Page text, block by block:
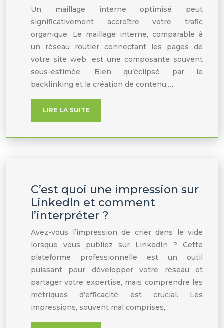
Un maillage interne optimisé peut
significativement accroître votre trafic
organique. Le maillage interne, comparable à
un réseau routier connectant les pages de
votre site web, est une composante souvent
sous-estimée. Bien qu’éclipsé par le
backlinking et la création de contenu,…
LIRE LA SUITE
C’est quoi une impression sur
LinkedIn et comment
l’interpréter ?
Avez-vous l’impression de crier dans le vide
lorsque vous publiez sur LinkedIn ? Cette
plateforme professionnelle est un outil
puissant pour développer votre réseau et
partager votre expertise, mais comprendre les
métriques d’efficacité est crucial. Les
impressions, souvent mal comprises,…